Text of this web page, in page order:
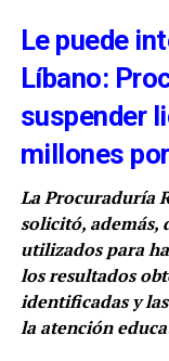
Le puede
Líbano:
suspender
millones
La Procuraduría
solicitó, además,
utilizados para
los resultados
identificadas y
la atención